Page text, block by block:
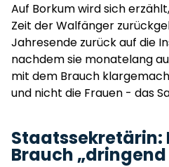
Auf Borkum wird sich
Zeit der Walfänger
Jahresende zurück auf die
nachdem sie monatelang
mit dem Brauch
und nicht die Frauen - das
Staatssekretärin:
Brauch